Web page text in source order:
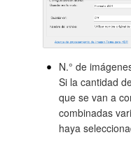
N.° de
Si la cantidad
que se van a
combinadas
haya